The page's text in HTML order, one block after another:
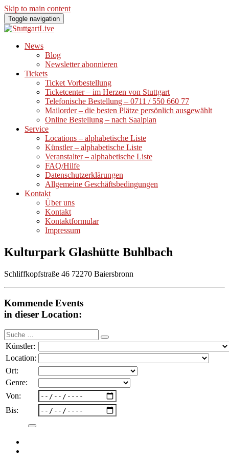
Skip to main content
Toggle navigation
News
Blog
Newsletter abonnieren
Tickets
Ticket Vorbestellung
Ticketcenter – im Herzen von Stuttgart
Telefonische Bestellung – 0711 / 550 660 77
Mailorder – die besten Plätze persönlich ausgewählt
Online Bestellung – nach Saalplan
Service
Locations – alphabetische Liste
Künstler – alphabetische Liste
Veranstalter – alphabetische Liste
FAQ/Hilfe
Datenschutzerklärungen
Allgemeine Geschäftsbedingungen
Kontakt
Über uns
Kontakt
Kontaktformular
Impressum
Kulturpark Glashütte Buhlbach
Schliffkopfstraße 46 72270 Baiersbronn
Kommende Events
in dieser Location:
Suche
nach:
Künstler:
Location:
Ort:
Genre:
Von:
Bis: